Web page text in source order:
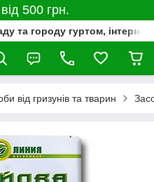
500 грн.
та городу гуртом,
від гризунів та тварин